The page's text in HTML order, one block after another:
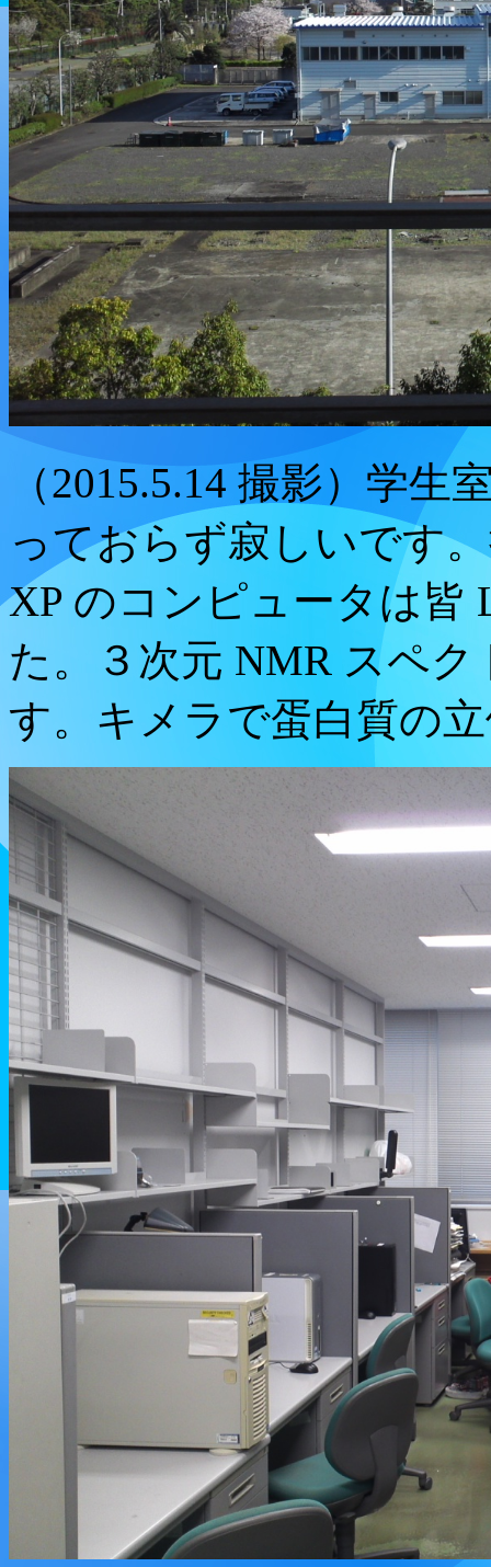
（2015.5.14 撮影）学
っておらず寂しいです
XP のコンピュータは皆
た。３次元 NMR スペ
す。キメラで蛋白質の